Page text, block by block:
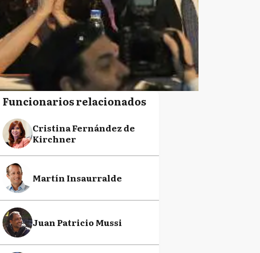
Funcionarios relacionados
Cristina Fernández de
Kirchner
Martín Insaurralde
Juan Patricio Mussi